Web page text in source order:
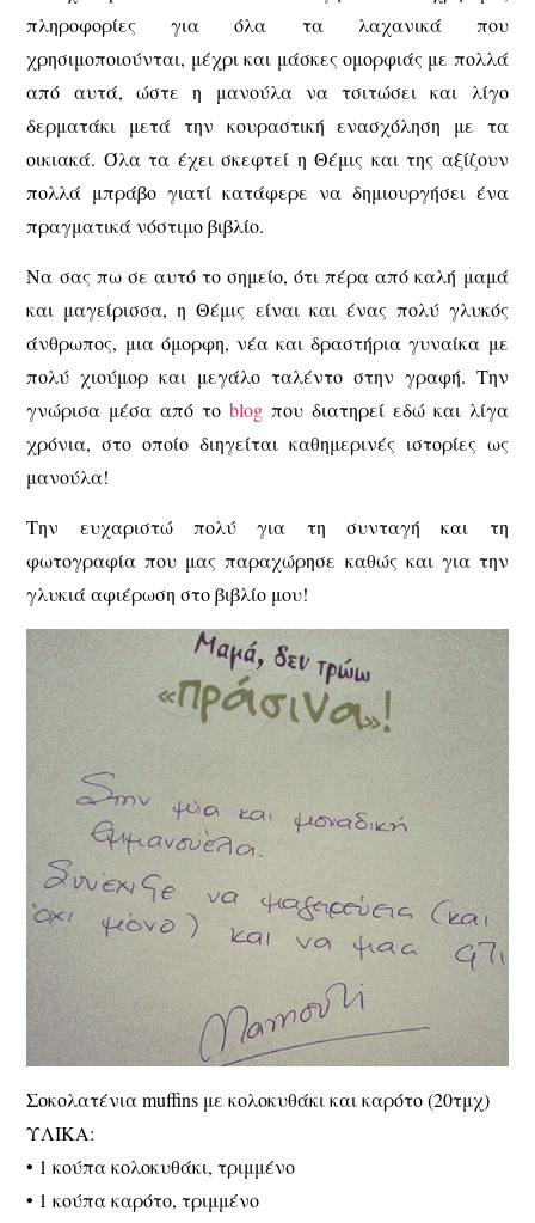
πληροφορίες για όλα τα λαχανικά που
χρησιμοποιούνται, μέχρι και μάσκες ομορφιάς με πολλά
από αυτά, ώστε η μανούλα να τσιτώσει και λίγο
δερματάκι μετά την κουραστική ενασχόληση με τα
οικιακά. Όλα τα έχει σκεφτεί η Θέμις και της αξίζουν
πολλά μπράβο γιατί κατάφερε να δημιουργήσει ένα
πραγματικά νόστιμο βιβλίο.
Να σας πω σε αυτό το σημείο, ότι πέρα από καλή μαμά
και μαγείρισσα, η Θέμις είναι και ένας πολύ γλυκός
άνθρωπος, μια όμορφη, νέα και δραστήρια γυναίκα με
πολύ χιούμορ και μεγάλο ταλέντο στην γραφή. Την
γνώρισα μέσα από τοblog που διατηρεί εδώ και λίγα
χρόνια, στο οποίο διηγείται καθημερινές ιστορίες ως
μανούλα!
Την ευχαριστώ πολύ για τη συνταγή και τη
φωτογραφία που μας παραχώρησε καθώς και για την
γλυκιά αφιέρωση στο βιβλίο μου!
Σοκολατένια muffins με κολοκυθάκι και καρότο (20τμχ)
ΥΛΙΚΑ:
• 1 κούπα κολοκυθάκι, τριμμένο
• 1 κούπα καρότο, τριμμένο